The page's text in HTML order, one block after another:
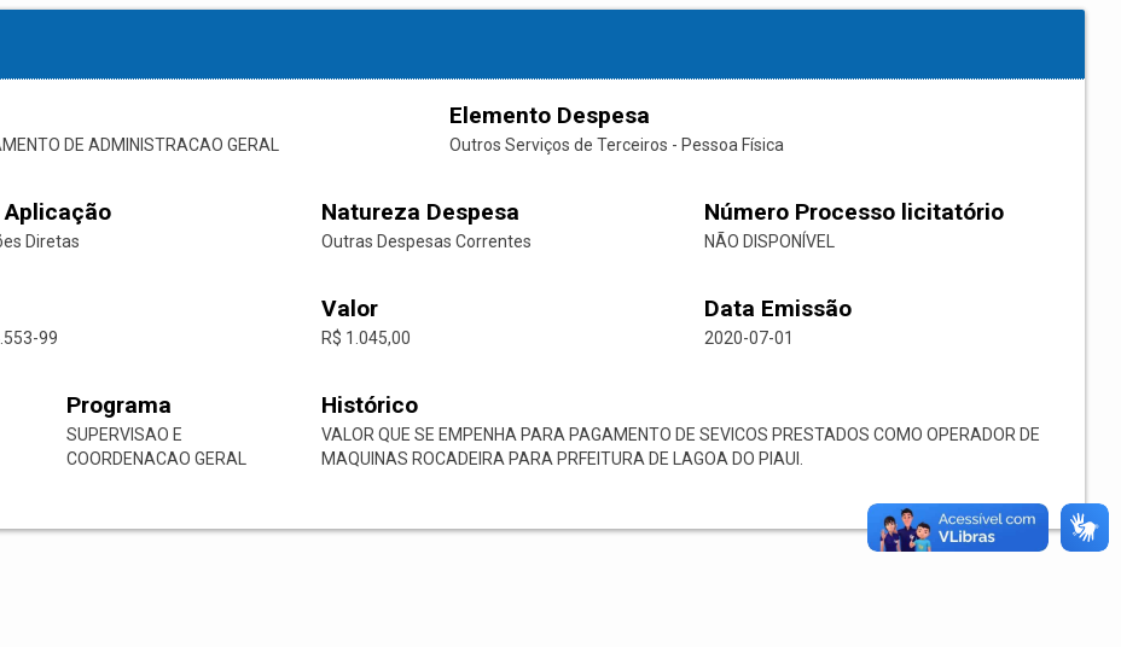
DE ADMINISTRACAO GERAL
Elemento Despesa
Outros Serviços de Terceiros - Pessoa Física
Aplicação
Diretas
Natureza Despesa
Outras Despesas Correntes
Número Processo licitatório
NÃO DISPONÍVEL
99
Valor
R$ 1.045,00
Data Emissão
2020-07-01
Programa
SUPERVISAO E
COORDENACAO GERAL
Histórico
VALOR QUE SE EMPENHA PARA PAGAMENTO DE SEVICOS PRESTADOS COMO OPERADOR DE
MAQUINAS ROCADEIRA PARA PRFEITURA DE LAGOA DO PIAUI.